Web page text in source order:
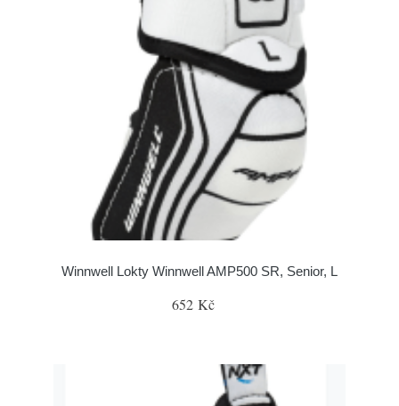
Winnwell Lokty Winnwell AMP500 SR, Senior, L
652 Kč